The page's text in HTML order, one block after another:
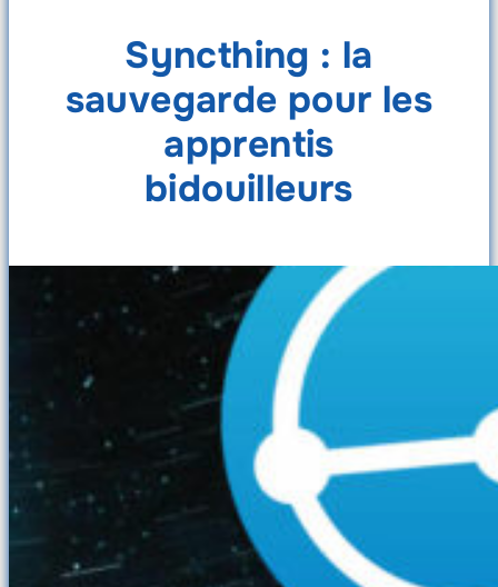
Syncthing : la
sauvegarde pour les
apprentis
bidouilleurs